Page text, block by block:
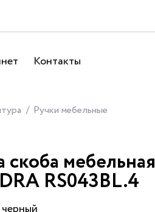
Контакты
Ручки мебельные
скоба мебельная
RS043BL.4